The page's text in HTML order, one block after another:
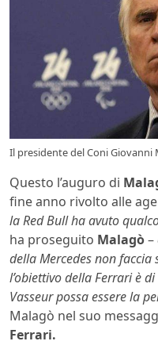
Il presidente del Coni
Questo l’auguro di
fine anno rivolto alle
la Red Bull ha avuto
ha proseguito Malagò–
della Mercedes non
l’obiettivo della Ferrari è
Vasseur possa essere la
Malagò nel suo
Ferrari.